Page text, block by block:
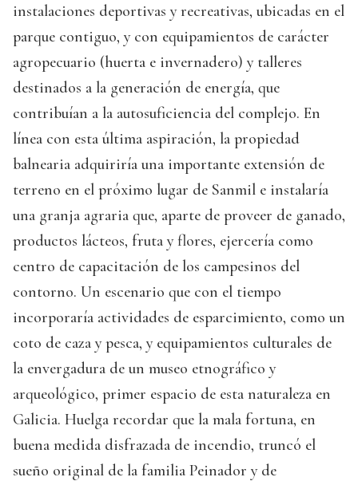
instalaciones deportivas y recreativas, ubicadas en el
parque contiguo, y con equipamientos de carácter
agropecuario (huerta e invernadero) y talleres
destinados a la generación de energía, que
contribuían a la autosuficiencia del complejo. En
línea con esta última aspiración, la propiedad
balnearia adquiriría una importante extensión de
terreno en el próximo lugar de Sanmil e instalaría
una granja agraria que, aparte de proveer de ganado,
productos lácteos, fruta y flores, ejercería como
centro de capacitación de los campesinos del
contorno. Un escenario que con el tiempo
incorporaría actividades de esparcimiento, como un
coto de caza y pesca, y equipamientos culturales de
la envergadura de un museo etnográfico y
arqueológico, primer espacio de esta naturaleza en
Galicia. Huelga recordar que la mala fortuna, en
buena medida disfrazada de incendio, truncó el
sueño original de la familia Peinador y de